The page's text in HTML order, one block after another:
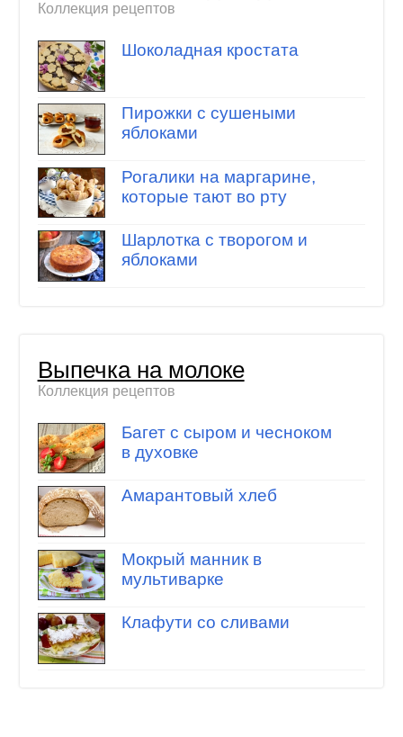
Коллекция рецептов
Шоколадная кростата
Пирожки с сушеными
яблоками
Рогалики на маргарине,
которые тают во рту
Шарлотка с творогом и
яблоками
Выпечка на молоке
Коллекция рецептов
Багет с сыром и чесноком
в духовке
Амарантовый хлеб
Мокрый манник в
мультиварке
Клафути со сливами